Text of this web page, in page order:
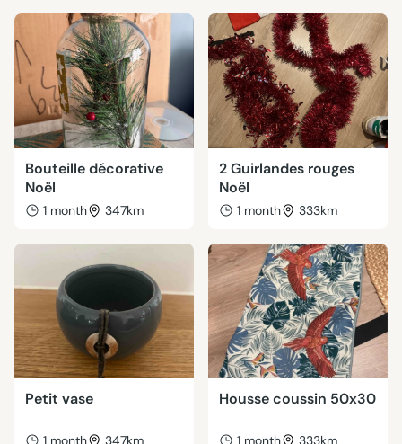
Bouteille décorative
Noël
1 month 347km
2 Guirlandes rouges
Noël
1 month 333km
Petit vase
1 month 347km
Housse coussin 50x30
1 month 333km